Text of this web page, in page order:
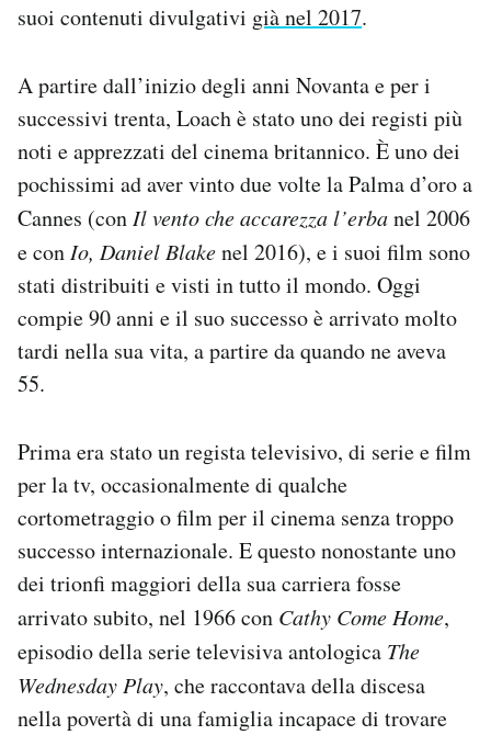
suoi contenuti divulgativi già nel 2017.
A partire dall’inizio degli anni Novanta e per i
successivi trenta, Loach è stato uno dei registi più
noti e apprezzati del cinema britannico. È uno dei
pochissimi ad aver vinto due volte la Palma d’oro a
Cannes (con Il vento che accarezza l’erbanel 2006
e con Io, Daniel Blakenel 2016), e i suoi film sono
stati distribuiti e visti in tutto il mondo. Oggi
compie 90 anni e il suo successo è arrivato molto
tardi nella sua vita, a partire da quando ne aveva
55.
Prima era stato un regista televisivo, di serie e film
per la tv, occasionalmente di qualche
cortometraggio o film per il cinema senza troppo
successo internazionale. E questo nonostante uno
dei trionfi maggiori della sua carriera fosse
arrivato subito, nel 1966 con Cathy Come Home,
episodio della serie televisiva antologica The
Wednesday Play, che raccontava della discesa
nella povertà di una famiglia incapace di trovare